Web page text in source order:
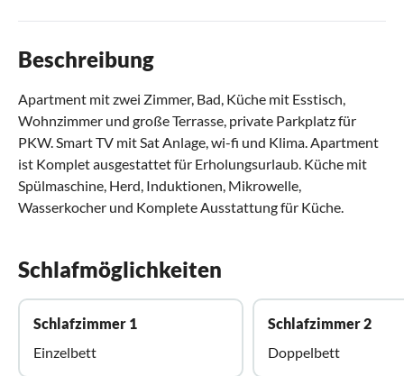
Beschreibung
Apartment mit zwei Zimmer, Bad, Küche mit Esstisch,
Wohnzimmer und große Terrasse, private Parkplatz für
PKW. Smart TV mit Sat Anlage, wi-fi und Klima. Apartment
ist Komplet ausgestattet für Erholungsurlaub. Küche mit
Spülmaschine, Herd, Induktionen, Mikrowelle,
Wasserkocher und Komplete Ausstattung für Küche.
Schlafmöglichkeiten
Schlafzimmer 1
Einzelbett
Schlafzimmer 2
Doppelbett